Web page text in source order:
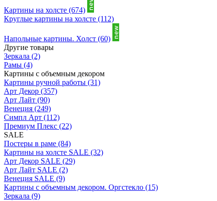
Картины на холсте (674)
Круглые картины на холсте (112)
Напольные картины. Холст (60)
Другие товары
Зеркала (2)
Рамы (4)
Картины с объемным декором
Картины ручной работы (31)
Арт Декор (357)
Арт Лайт (90)
Венеция (249)
Симпл Арт (112)
Премиум Плекс (22)
SALE
Постеры в раме (84)
Картины на холсте SALE (32)
Арт Декор SALE (29)
Арт Лайт SALE (2)
Венеция SALE (9)
Картины с объемным декором. Оргстекло (15)
Зеркала (9)